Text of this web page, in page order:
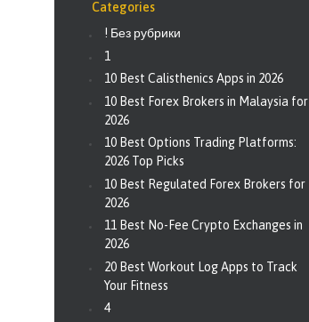
Categories
! Без рубрики
1
10 Best Calisthenics Apps in 2026
10 Best Forex Brokers in Malaysia for
2026
10 Best Options Trading Platforms:
2026 Top Picks
10 Best Regulated Forex Brokers for
2026
11 Best No-Fee Crypto Exchanges in
2026
20 Best Workout Log Apps to Track
Your Fitness
4